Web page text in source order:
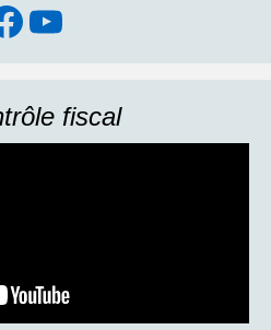
YouTube
fiscal